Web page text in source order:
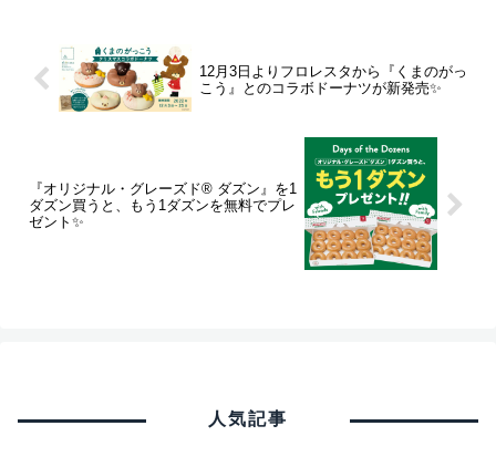
12月3日よりフロレスタから『くまのがっ
こう』とのコラボドーナツが新発売✨
『オリジナル・グレーズド® ダズン』を1
ダズン買うと、もう1ダズンを無料でプレ
ゼント✨
人気記事